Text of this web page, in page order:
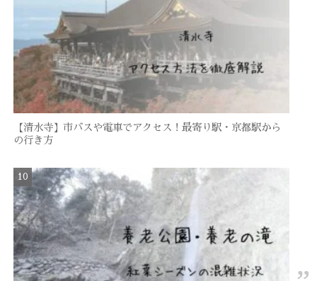
【清水寺】市バスや電車でアクセス！最寄り駅・京都駅から
の行き方